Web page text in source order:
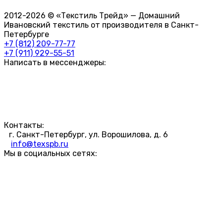
2012-2026 © «Текстиль Трейд» — Домашний
Ивановский текстиль от производителя в Санкт-
Петербурге
+7 (812) 209-77-77
+7 (911) 929-55-51
Написать в мессенджеры:
Контакты:
г. Санкт-Петербург, ул. Ворошилова, д. 6
info@texspb.ru
Мы в социальных сетях: